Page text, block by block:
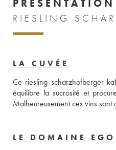
RIESLING
LA CUVÉE
Ce riesling scharzhofberger
équilibre la sucrosité et
Malheureusement ces vins
LE DOMAINE